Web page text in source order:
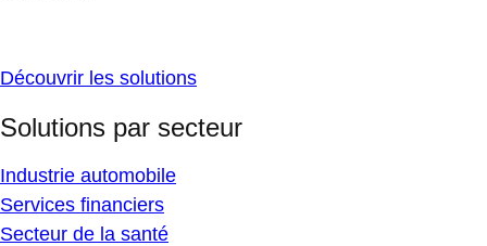
Découvrir les solutions
Solutions par secteur
Industrie automobile
Services financiers
Secteur de la santé